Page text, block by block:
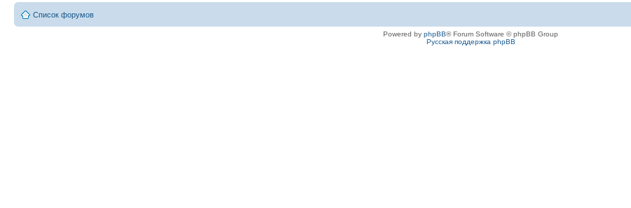
Список форумов
Powered by phpBB® Forum Software © phpBB Group
Русская поддержка phpBB